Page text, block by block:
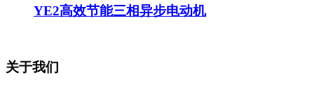
YE2高效节能三相异步电动机
关于我们